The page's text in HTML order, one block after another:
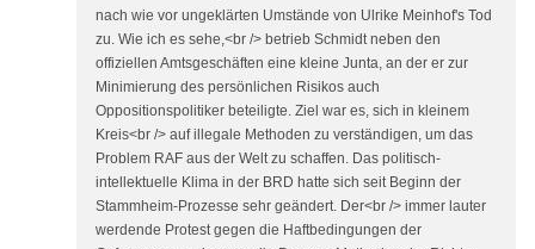
nach wie vor ungeklärten Umstände von Ulrike Meinhof's Tod
zu. Wie ich es sehe,<br /> betrieb Schmidt neben den
offiziellen Amtsgeschäften eine kleine Junta, an der er zur
Minimierung des persönlichen Risikos auch
Oppositionspolitiker beteiligte. Ziel war es, sich in kleinem
Kreis<br /> auf illegale Methoden zu verständigen, um das
Problem RAF aus der Welt zu schaffen. Das politisch-
intellektuelle Klima in der BRD hatte sich seit Beginn der
Stammheim-Prozesse sehr geändert. Der<br /> immer lauter
werdende Protest gegen die Haftbedingungen der